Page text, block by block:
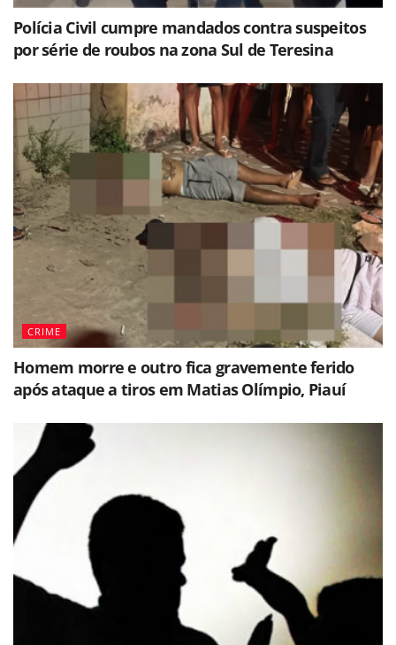
Polícia Civil cumpre mandados contra suspeitos
por série de roubos na zona Sul de Teresina
CRIME
Homem morre e outro fica gravemente ferido
após ataque a tiros em Matias Olímpio, Piauí